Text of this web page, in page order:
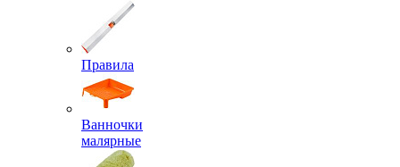
Правила
Ванночки
малярные